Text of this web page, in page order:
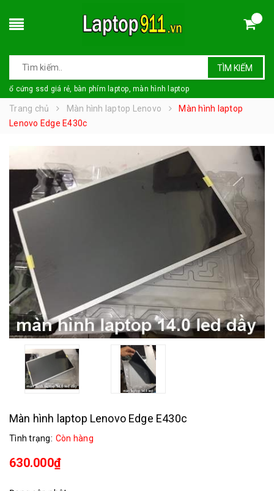
TÌM KIẾM
ổ cứng ssd giá rẻ, bàn phím laptop, màn hình laptop
Trang chủ Màn hình laptop Lenovo
Màn hình laptop
Lenovo Edge E430c
Màn hình laptop Lenovo Edge E430c
Tình trạng: Còn hàng
630.000₫